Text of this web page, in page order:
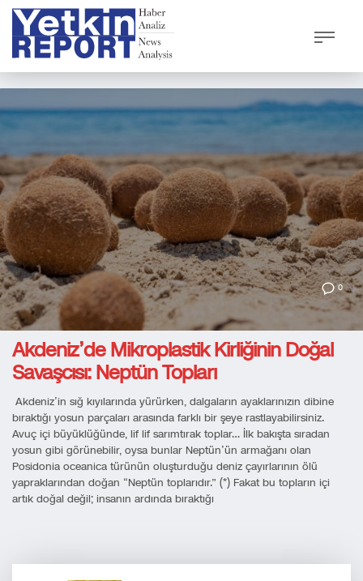
0
Akdeniz’de Mikroplastik Kirliğinin Doğal
Savaşcısı: Neptün Topları
Akdeniz’in sığ kıyılarında yürürken, dalgaların ayaklarınızın dibine
bıraktığı yosun parçaları arasında farklı bir şeye rastlayabilirsiniz.
Avuç içi büyüklüğünde, lif lif sarımtırak toplar… İlk bakışta sıradan
yosun gibi görünebilir, oysa bunlar Neptün’ün armağanı olan
Posidonia oceanica türünün oluşturduğu deniz çayırlarının ölü
yapraklarından doğan “Neptün toplarıdır.” (*) Fakat bu topların içi
artık doğal değil; insanın ardında bıraktığı